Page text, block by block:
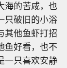
海的苦咸，也
只破旧的小浴
其他鱼虾打招
鱼好看，也不
一只喜欢安静